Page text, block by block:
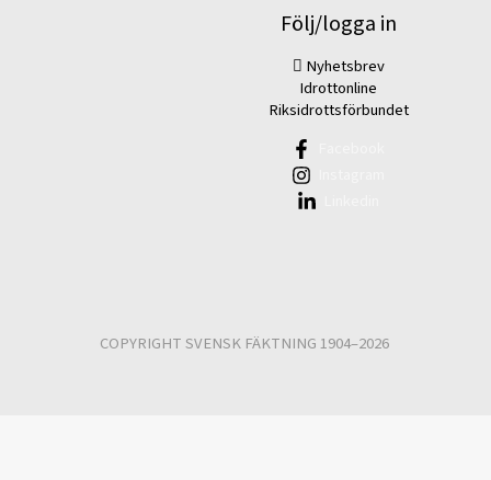
Följ/logga in
Nyhetsbrev
Idrottonline
Riksidrottsförbundet
COPYRIGHT SVENSK FÄKTNING 1904–2026